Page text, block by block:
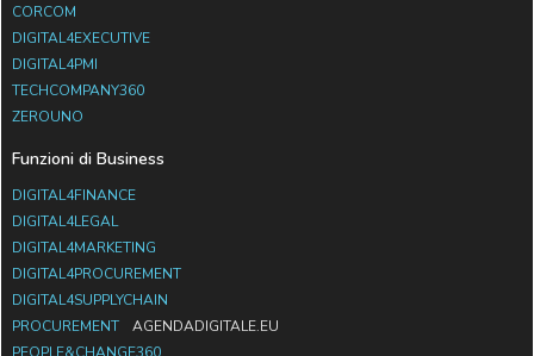
CORCOM
DIGITAL4EXECUTIVE
DIGITAL4PMI
TECHCOMPANY360
ZEROUNO
Funzioni di Business
DIGITAL4FINANCE
DIGITAL4LEGAL
DIGITAL4MARKETING
DIGITAL4PROCUREMENT
DIGITAL4SUPPLYCHAIN
PROCUREMENT
AGENDADIGITALE.EU
PEOPLE&CHANGE360